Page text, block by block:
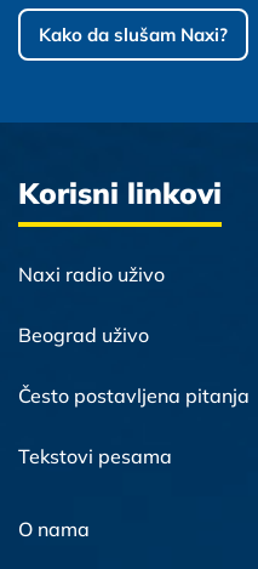
Kako da slušam Naxi?
Korisni linkovi
Naxi radio uživo
Beograd uživo
Često postavljena pitanja
Tekstovi pesama
O nama